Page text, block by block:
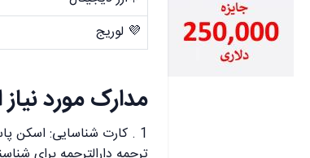
💜 لوریج
مدارک مورد
1 . کارت شناسایی: اسکن